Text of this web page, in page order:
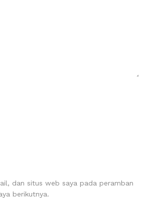
dan situs web saya pada peramban
berikutnya.